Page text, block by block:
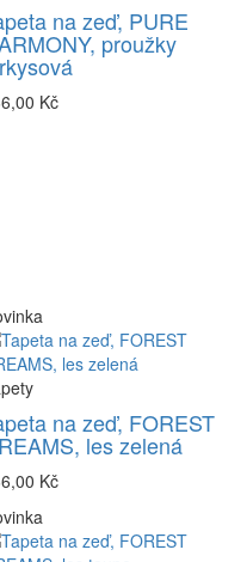
na zeď, PURE
proužky
Kč
na zeď, FOREST
les zelená
Kč